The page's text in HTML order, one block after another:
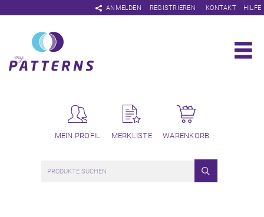
ANMELDEN
Navigation
überspringen
REGISTRIEREN KONTAKT HILFE
MEIN PROFIL MERKLISTE WARENKORB